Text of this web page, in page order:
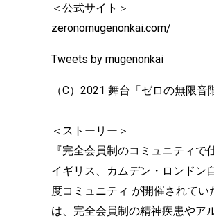
＜公式サイト＞
zeronomugenonkai.com/
Tweets by mugenonkai
（C）2021 舞台「ゼロの無限音
＜ストーリー＞
『完全会員制のコミュニティで
イギリス、カムデン・ロンドン
度コミュニティ が開催されて
は、完全会員制の精神疾患やア